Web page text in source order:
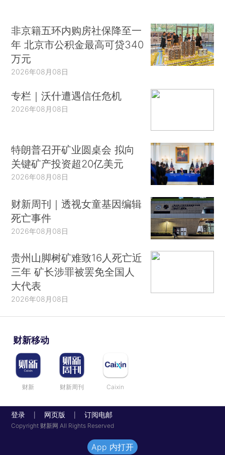
非京籍五环内购房社保降至一
年 北京市公积金最高可贷340
万元
2026年08月08日
专栏｜沃什遭遇信任危机
2026年08月08日
特朗普召开矿业圆桌会 拟向
关键矿产投资超20亿美元
2026年08月08日
财新周刊｜透视女童基因编辑
死亡事件
2026年08月08日
贵州山脚树矿难致16人死亡近
三年 矿长涉罪被罢免全国人
大代表
2026年08月08日
财新移动
财新 财新周刊 Caixin
登录 网页版 订阅电邮
Copyright 财新网 All Rights Reserved
App 内打开